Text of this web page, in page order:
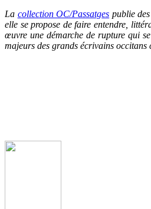
La collection OC/Passatges publie
elle se propose de faire entendre,
œuvre une démarche de rupture qui
majeurs des grands écrivains occitans